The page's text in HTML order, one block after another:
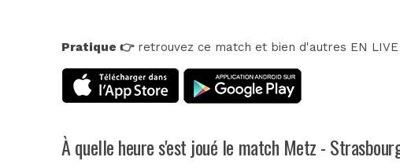
Pratique 👉retrouvez ce match et bien d'autres EN
À quelle heure s'est joué le match Metz -